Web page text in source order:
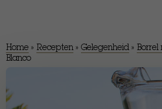
Home » Recepten » Gelegenheid » Borrel
Blanco